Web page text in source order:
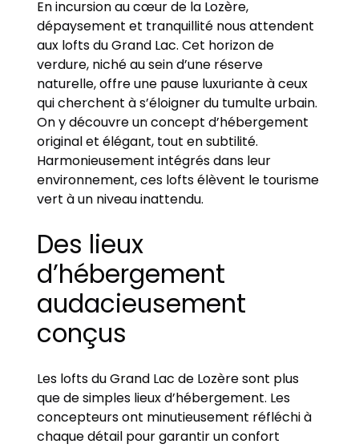
En incursion au cœur de la Lozère,
dépaysement et tranquillité nous attendent
aux lofts du Grand Lac. Cet horizon de
verdure, niché au sein d’une réserve
naturelle, offre une pause luxuriante à ceux
qui cherchent à s’éloigner du tumulte urbain.
On y découvre un concept d’hébergement
original et élégant, tout en subtilité.
Harmonieusement intégrés dans leur
environnement, ces lofts élèvent le tourisme
vert à un niveau inattendu.
Des lieux
d’hébergement
audacieusement
conçus
Les lofts du Grand Lac de Lozère sont plus
que de simples lieux d’hébergement. Les
concepteurs ont minutieusement réfléchi à
chaque détail pour garantir un confort